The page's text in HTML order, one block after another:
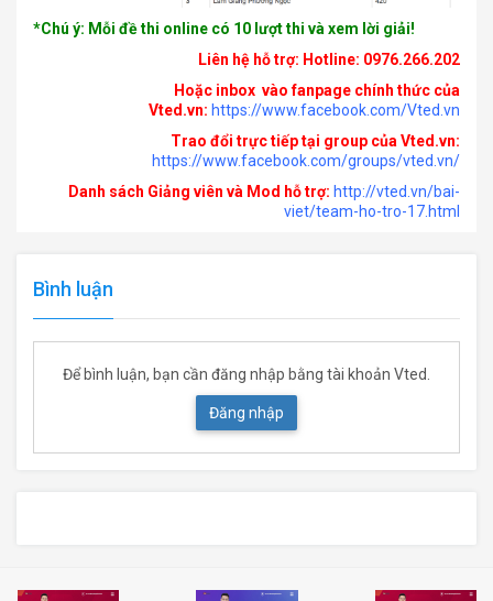
*Chú ý: Mỗi đề thi online có 10 lượt thi và xem lời giải!
Liên hệ hỗ trợ: Hotline: 0976.266.202
Hoặc inbox vào fanpage chính thức của
Vted.vn: https://www.facebook.com/Vted.vn
Trao đổi trực tiếp tại group của Vted.vn:
https://www.facebook.com/groups/vted.vn/
Danh sách Giảng viên và Mod hỗ trợ: http://vted.vn/bai-
viet/team-ho-tro-17.html
Bình luận
Để bình luận, bạn cần đăng nhập bằng tài khoản Vted.
Đăng nhập